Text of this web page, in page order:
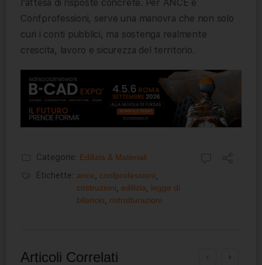
l’attesa di risposte concrete. Per ANCE e
Confprofessioni, serve una manovra che non solo
curi i conti pubblici, ma sostenga realmente
crescita, lavoro e sicurezza del territorio.
Categorie: Edilizia & Materiali
Etichette: ance confprofessioni
costruzioni
edilizia
legge di
bilancio
ristrutturazioni
Articoli Correlati